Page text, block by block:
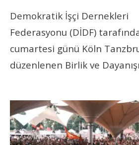
Demokratik İşçi Dernekleri
Federasyonu (DİDF)
cumartesi günü Köln
düzenlenen Birlik ve